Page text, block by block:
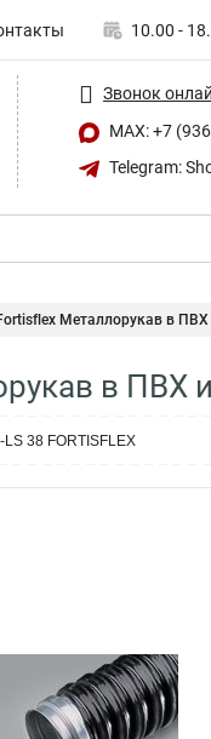
10.00 -
Звонок
MAX: +7
Telegram:
Металлорукав в
в ПВХ
38 FORTISFLEX